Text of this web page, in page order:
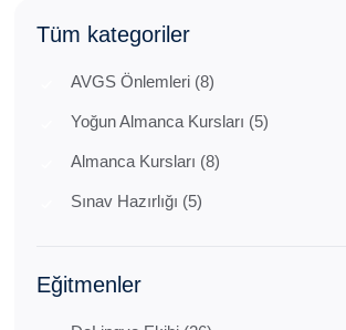
Tüm kategoriler
AVGS Önlemleri (8)
Yoğun Almanca Kursları (5)
Almanca Kursları (8)
Sınav Hazırlığı (5)
Eğitmenler